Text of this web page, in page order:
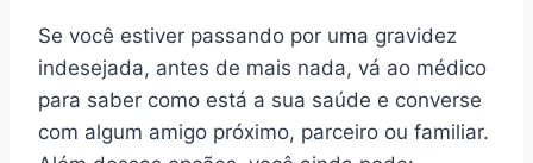
Se você estiver passando por uma gravidez
indesejada, antes de mais nada, vá ao médico
para saber como está a sua saúde e converse
com algum amigo próximo, parceiro ou familiar.